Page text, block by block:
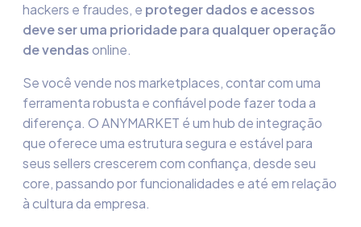
hackers e fraudes, e proteger dados e acessos
deve ser uma prioridade para qualquer operação
de vendasonline.
Se você vende nos marketplaces, contar com uma
ferramenta robusta e confiável pode fazer toda a
diferença. O ANYMARKET é umhub de integração
que oferece uma estrutura segura e estável para
seus sellers crescerem com confiança, desde seu
core, passando por funcionalidades e até em relação
à cultura da empresa.